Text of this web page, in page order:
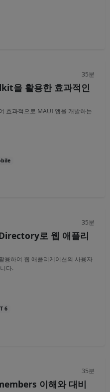
35분
을 활용한 효과적인
효과적으로 MAUI 앱을 개발하는
35분
로 웹 애플리
하여 웹 애플리케이션의 사용자
다.
6
35분
이해와 대비